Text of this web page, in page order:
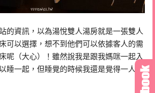
的資訊，以為湯悅雙人湯房就是一張雙人
可以選擇，想不到他們可以依據客人的需
呢（大心）！雖然說我是跟我媽咪一起入
睡一起，但睡覺的時候我還是覺得一人一